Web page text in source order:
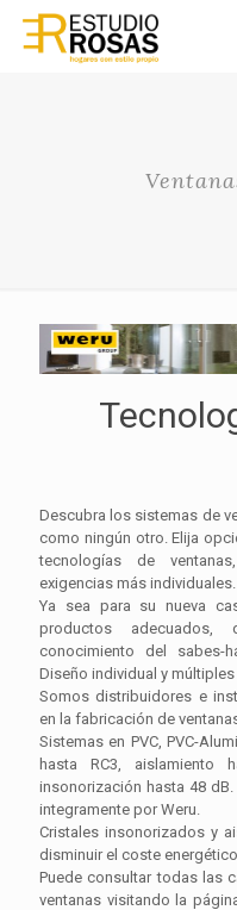
Descubra los sistemas de
como ningún otro. Elija
tecnologías de
exigencias más individuales.
Ya sea para su nueva
productos adecuados,
conocimiento del sabes-
Diseño individual y
Somos distribuidores e
en la fabricación de
Sistemas en PVC, PVC-
hasta RC3, aislamiento
insonorización hasta 48
integramente por Weru.
Cristales insonorizados y
disminuir el coste
Puede consultar todas las
ventanas visitando la